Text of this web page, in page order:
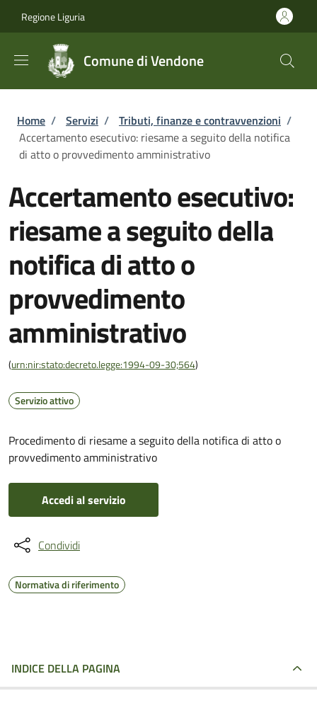
Regione Liguria
Comune di Vendone
Briciole di pane
Home / Servizi / Tributi, finanze e contravvenzioni /
Accertamento esecutivo: riesame a seguito della notifica
di atto o provvedimento amministrativo
Accertamento esecutivo:
riesame a seguito della
notifica di atto o
provvedimento
amministrativo
(urn:nir:stato:decreto.legge:1994-09-30;564)
Servizio attivo
Procedimento di riesame a seguito della notifica di atto o
provvedimento amministrativo
Accedi al servizio
Condividi
Normativa di riferimento
INDICE DELLA PAGINA